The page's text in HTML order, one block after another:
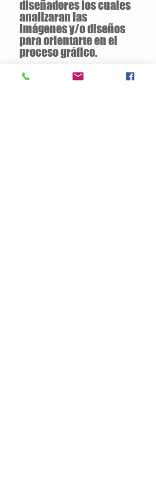
diseñadores los cuales
analizaran las
imágenes y/o diseños
para orientarte en el
proceso gráfico.
Descuentosa partir de